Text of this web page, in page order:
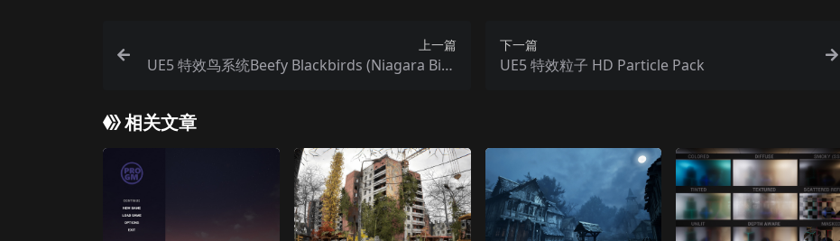
上一篇
UE5 特效鸟系统Beefy Blackbirds (Niagara Bird
下一篇
UE5 特效粒子 HD Particle Pack
相关文章